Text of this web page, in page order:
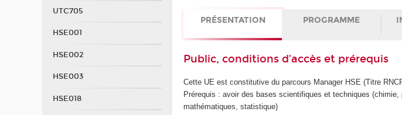
PRÉSENTATION PROGRAMME
Public, conditions d’accès et prérequis
Cette UE est constitutive du parcours Manager HSE (Titre
Prérequis : avoir des bases scientifiques et techniques
mathématiques, statistique)
UTC705
HSE001
HSE002
HSE003
HSE018